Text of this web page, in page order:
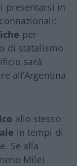
presentarsi in
per
di statalismo
sarà
all’Argentina
allo stesso
in tempi di
Se alla
Milei